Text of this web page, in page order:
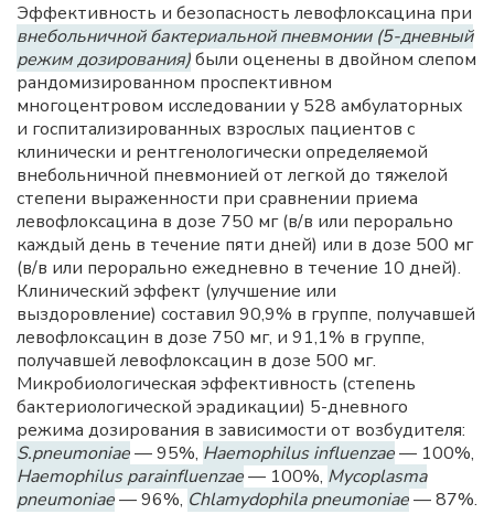
Эффективность и безопасность левофлоксацина при
внебольничной бактериальной пневмонии (5-дневный
режим дозирования)были оценены в двойном слепом
рандомизированном проспективном
многоцентровом исследовании у 528 амбулаторных
и госпитализированных взрослых пациентов с
клинически и рентгенологически определяемой
внебольничной пневмонией от легкой до тяжелой
степени выраженности при сравнении приема
левофлоксацина в дозе 750 мг (в/в или перорально
каждый день в течение пяти дней) или в дозе 500 мг
(в/в или перорально ежедневно в течение 10 дней).
Клинический эффект (улучшение или
выздоровление) составил 90,9% в группе, получавшей
левофлоксацин в дозе 750 мг, и 91,1% в группе,
получавшей левофлоксацин в дозе 500 мг.
Микробиологическая эффективность (степень
бактериологической эрадикации) 5-дневного
режима дозирования в зависимости от возбудителя:
S.pneumoniae— 95%, Haemophilus influenzae— 100%,
Haemophilus раrainfluenzae— 100%, Mycoplasma
pneumoniae— 96%, Chlamydophila pneumoniae— 87%.